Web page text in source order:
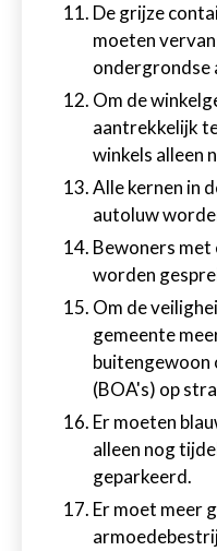
De grijze
moeten
ondergrondse
Om de
aantrekkelijk
winkels alleen
Alle kernen in
autoluw
Bewoners met
worden
Om de
gemeente
buitengewoon
(BOA's) op
Er moeten
alleen nog
geparkeerd.
Er moet meer